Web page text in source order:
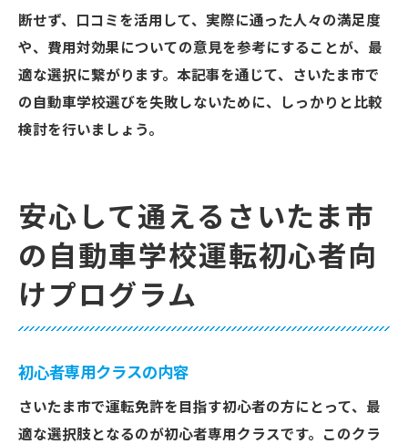
断せず、口コミを活用して、実際に通った人々の満足度
や、費用対効果についての意見を参考にすることが、最
適な選択に繋がります。本記事を通じて、さいたま市で
の自動車学校選びを失敗しないために、しっかりと比較
検討を行いましょう。
安心して通えるさいたま市
の自動車学校運転初心者向
けプログラム
初心者専用クラスの内容
さいたま市で運転免許を目指す初心者の方にとって、最
適な選択肢となるのが初心者専用クラスです。このクラ